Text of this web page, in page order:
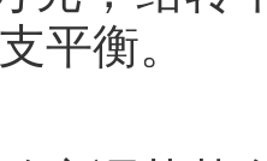
平衡。